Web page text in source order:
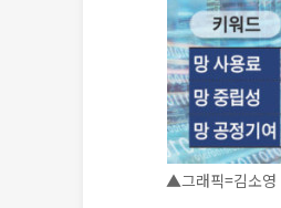
▲그래픽=김소영